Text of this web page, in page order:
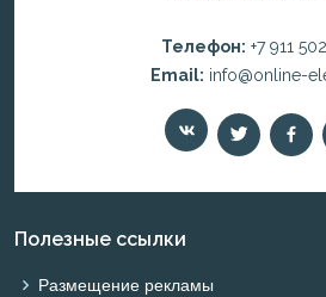
Телефон: +7 911
Email: info@online-
Полезные ссылки
Размещение рекламы